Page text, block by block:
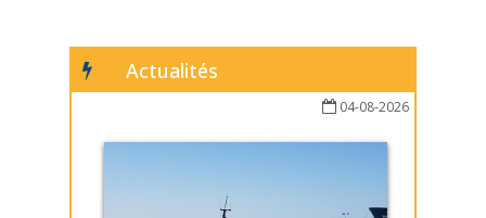
Actualités
04-08-2026